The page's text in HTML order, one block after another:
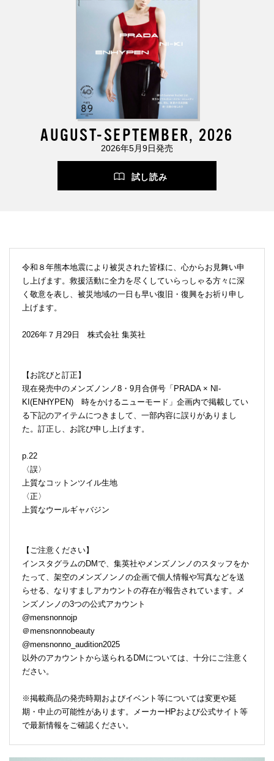
AUGUST-SEPTEMBER, 2026
2026年5月9日発売
試し読み
令和８年熊本地震により被災された皆様に、心からお見舞い申
し上げます。救援活動に全力を尽くしていらっしゃる方々に深
く敬意を表し、被災地域の一日も早い復旧・復興をお祈り申し
上げます。
2026年７月29日 株式会社 集英社
【お詫びと訂正】
現在発売中のメンズノンノ8・9月合併号「PRADA × NI-
KI(ENHYPEN) 時をかけるニューモード」企画内で掲載してい
る下記のアイテムにつきまして、一部内容に誤りがありまし
た。訂正し、お詫び申し上げます。
p.22
〈誤〉
上質なコットンツイル生地
〈正〉
上質なウールギャバジン
【ご注意ください】
インスタグラムのDMで、集英社やメンズノンノのスタッフをか
たって、架空のメンズノンノの企画で個人情報や写真などを送
らせる、なりすましアカウントの存在が報告されています。メ
ンズノンノの3つの公式アカウント
@mensnonnojp
＠mensnonnobeauty
@mensnonno_audition2025
以外のアカウントから送られるDMについては、十分にご注意く
ださい。
※掲載商品の発売時期およびイベント等については変更や延
期・中止の可能性があります。メーカーHPおよび公式サイト等
で最新情報をご確認ください。